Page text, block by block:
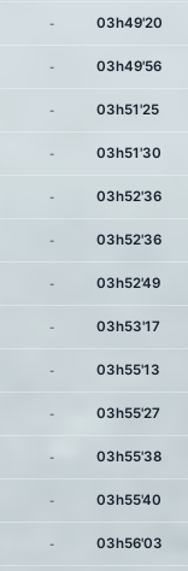
- 03h49'20
- 03h49'56
- 03h51'25
- 03h51'30
- 03h52'36
- 03h52'36
- 03h52'49
- 03h53'17
- 03h55'13
- 03h55'27
- 03h55'38
- 03h55'40
- 03h56'03